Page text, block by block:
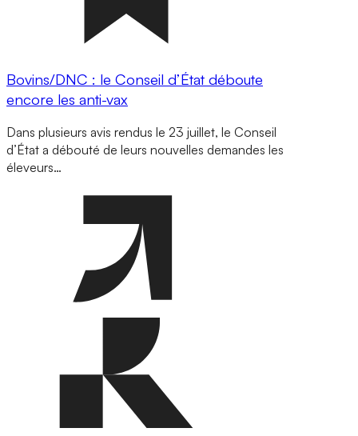
Bovins/DNC : le Conseil d’État déboute
encore les anti-vax
Dans plusieurs avis rendus le 23 juillet, le Conseil
d’État a débouté de leurs nouvelles demandes les
éleveurs…